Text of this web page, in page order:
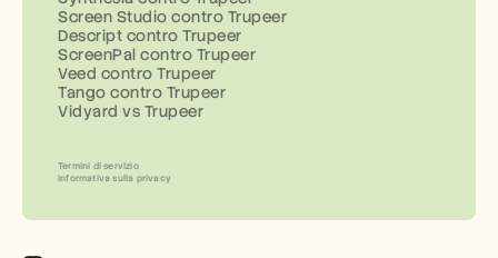
Screen Studio contro Trupeer
Descript contro Trupeer
ScreenPal contro Trupeer
Veed contro Trupeer
Tango contro Trupeer
Vidyard vs Trupeer
Termini di servizio
Informativa sulla privacy